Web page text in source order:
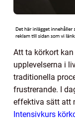
Att ta körkort
upplevelserna i
traditionella
frustrerande. I
effektiva sätt att
Intensivkurs